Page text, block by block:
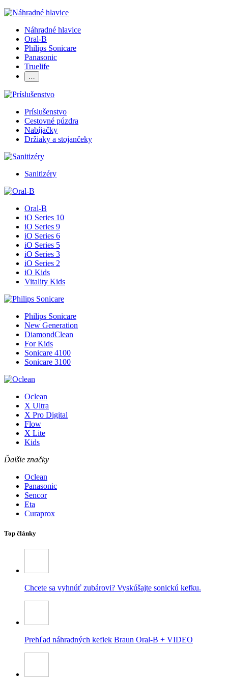
Náhradné hlavice
Oral-B
Philips Sonicare
Panasonic
Truelife
…
Príslušenstvo
Cestovné púzdra
Nabíjačky
Držiaky a stojančeky
Sanitizéry
Oral-B
iO Series 10
iO Series 9
iO Series 6
iO Series 5
iO Series 3
iO Series 2
iO Kids
Vitality Kids
Philips Sonicare
New Generation
DiamondClean
For Kids
Sonicare 4100
Sonicare 3100
Oclean
X Ultra
X Pro Digital
Flow
X Lite
Kids
Ďalšie značky
Oclean
Panasonic
Sencor
Eta
Curaprox
Top články
Chcete sa vyhnúť zubárovi? Vyskúšajte sonickú kefku.
Prehľad náhradných kefiek Braun Oral-B + VIDEO